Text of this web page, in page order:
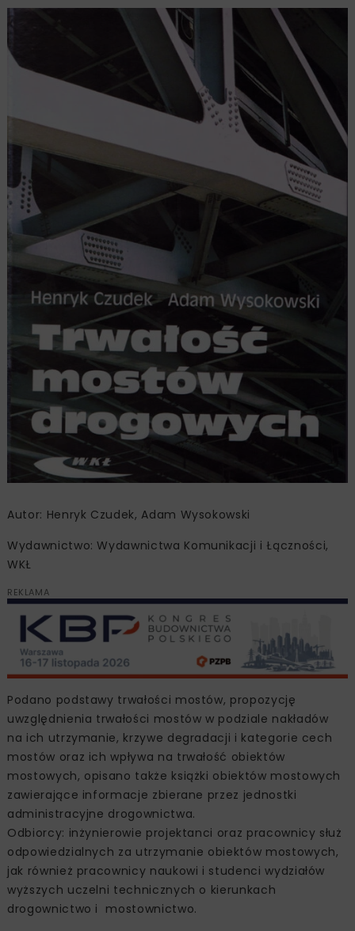
Autor: Henryk Czudek, Adam Wysokowski
Wydawnictwo: Wydawnictwa Komunikacji i Łączności,
WKŁ
REKLAMA
Podano podstawy trwałości mostów, propozycję
uwzględnienia trwałości mostów w podziale nakładów
na ich utrzymanie, krzywe degradacji i kategorie cech
mostów oraz ich wpływa na trwałość obiektów
mostowych, opisano także książki obiektów mostowych
zawierające informacje zbierane przez jednostki
administracyjne drogownictwa.
Odbiorcy: inżynierowie projektanci oraz pracownicy służ
odpowiedzialnych za utrzymanie obiektów mostowych,
jak również pracownicy naukowi i studenci wydziałów
wyższych uczelni technicznych o kierunkach
drogownictwo i mostownictwo.